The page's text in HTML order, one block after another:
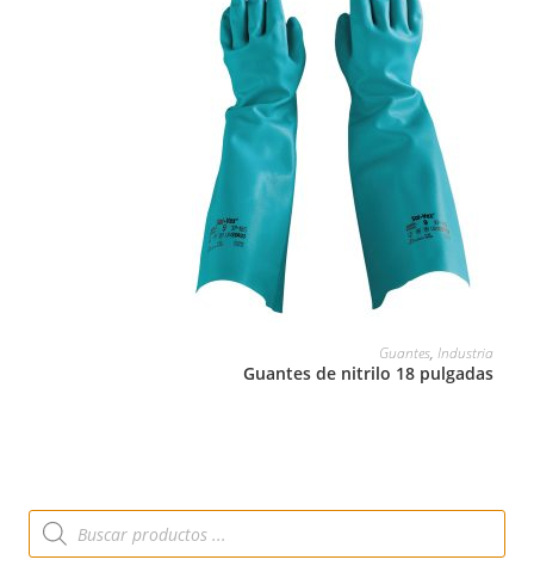
Guantes,Industria
Guantes de nitrilo 18 pulgadas